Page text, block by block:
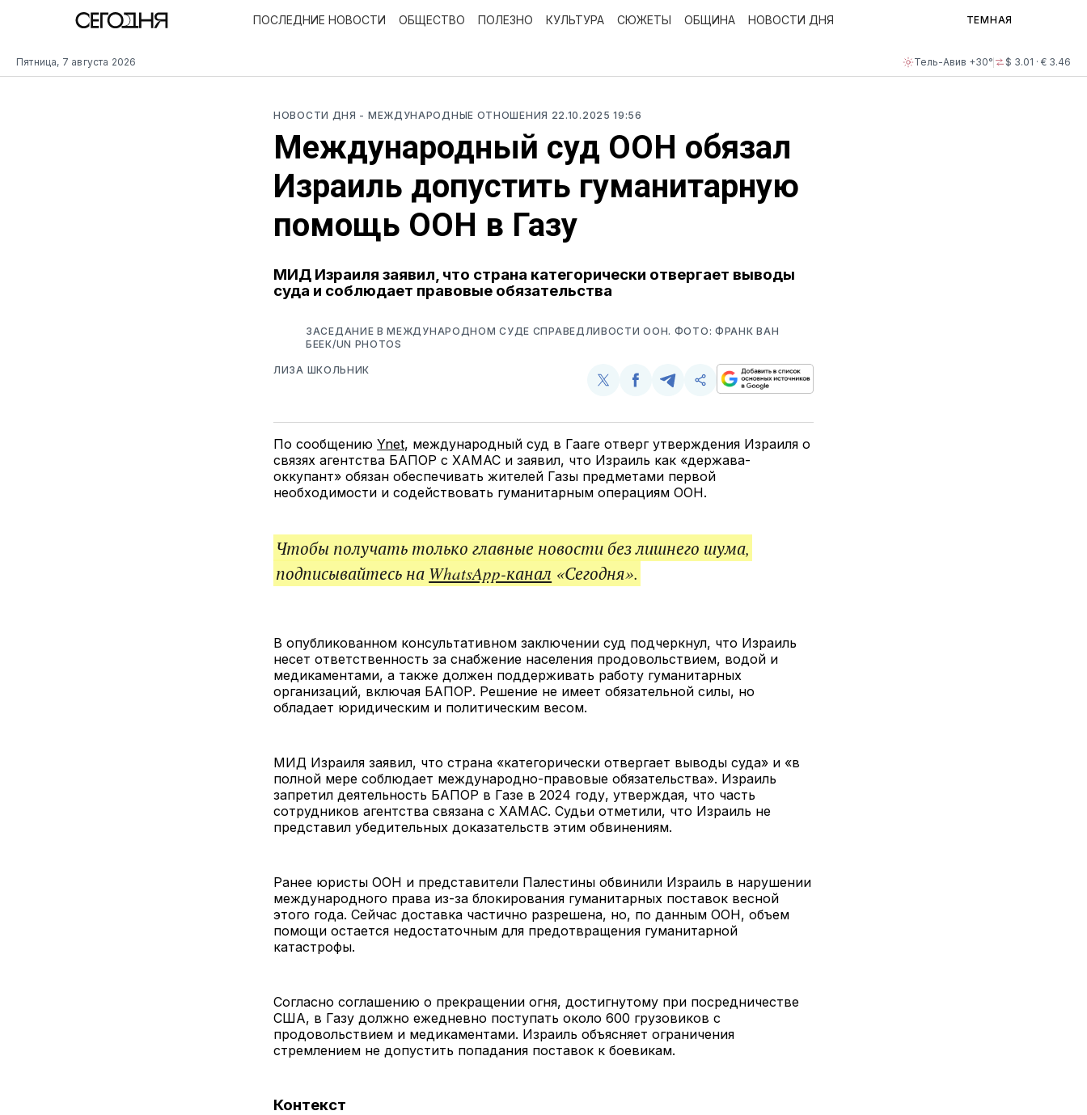
Пятница, 7 августа 2026 Тель-Авив +30° $ 3.01 · € 3.46
ПОСЛЕДНИЕ НОВОСТИ ОБЩЕСТВО ПОЛЕЗНО КУЛЬТУРА СЮЖЕТЫ ОБЩИНА НОВОСТИ ДНЯ ТЕМНАЯ
НОВОСТИ ДНЯ - МЕЖДУНАРОДНЫЕ ОТНОШЕНИЯ 22.10.2025 19:56
Международный суд ООН обязал
Израиль допустить гуманитарную
помощь ООН в Газу
МИД Израиля заявил, что страна категорически отвергает выводы
суда и соблюдает правовые обязательства
ЗАСЕДАНИЕ В МЕЖДУНАРОДНОМ СУДЕ СПРАВЕДЛИВОСТИ ООН. ФОТО: ФРАНК ВАН
БЕЕК/UN PHOTOS
ЛИЗА ШКОЛЬНИК
Поделиться
Twitter
Поделиться
Facebook
Поделиться
Telegram
Скопируйте
поделитесь
ссылкой
По сообщению Ynet, международный суд в Гааге отверг утверждения Израиля о
связях агентства БАПОР с ХАМАС и заявил, что Израиль как «держава-
оккупант» обязан обеспечивать жителей Газы предметами первой
необходимости и содействовать гуманитарным операциям ООН.
Чтобы получать только главные новости без лишнего шума,
подписывайтесь на WhatsApp-канал «Сегодня».
В опубликованном консультативном заключении суд подчеркнул, что Израиль
несет ответственность за снабжение населения продовольствием, водой и
медикаментами, а также должен поддерживать работу гуманитарных
организаций, включая БАПОР. Решение не имеет обязательной силы, но
обладает юридическим и политическим весом.
МИД Израиля заявил, что страна «категорически отвергает выводы суда» и «в
полной мере соблюдает международно-правовые обязательства». Израиль
запретил деятельность БАПОР в Газе в 2024 году, утверждая, что часть
сотрудников агентства связана с ХАМАС. Судьи отметили, что Израиль не
представил убедительных доказательств этим обвинениям.
Ранее юристы ООН и представители Палестины обвинили Израиль в нарушении
международного права из-за блокирования гуманитарных поставок весной
этого года. Сейчас доставка частично разрешена, но, по данным ООН, объем
помощи остается недостаточным для предотвращения гуманитарной
катастрофы.
Согласно соглашению о прекращении огня, достигнутому при посредничестве
США, в Газу должно ежедневно поступать около 600 грузовиков с
продовольствием и медикаментами. Израиль объясняет ограничения
стремлением не допустить попадания поставок к боевикам.
Контекст